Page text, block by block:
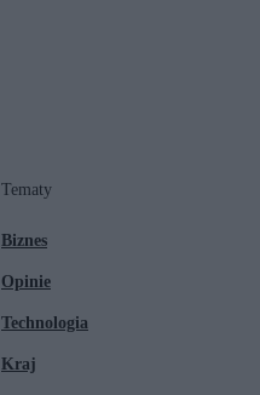
Tematy
Biznes
Opinie
Technologia
Kraj